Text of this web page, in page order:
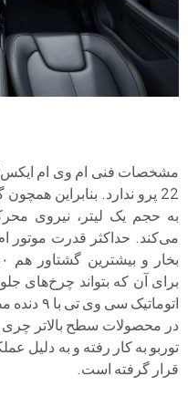
به حجم یک لیتر، نیروی
برای آن که بتواند چرخ‌های
توربو به کار رفته و به دلیل
قرار گرفته است.